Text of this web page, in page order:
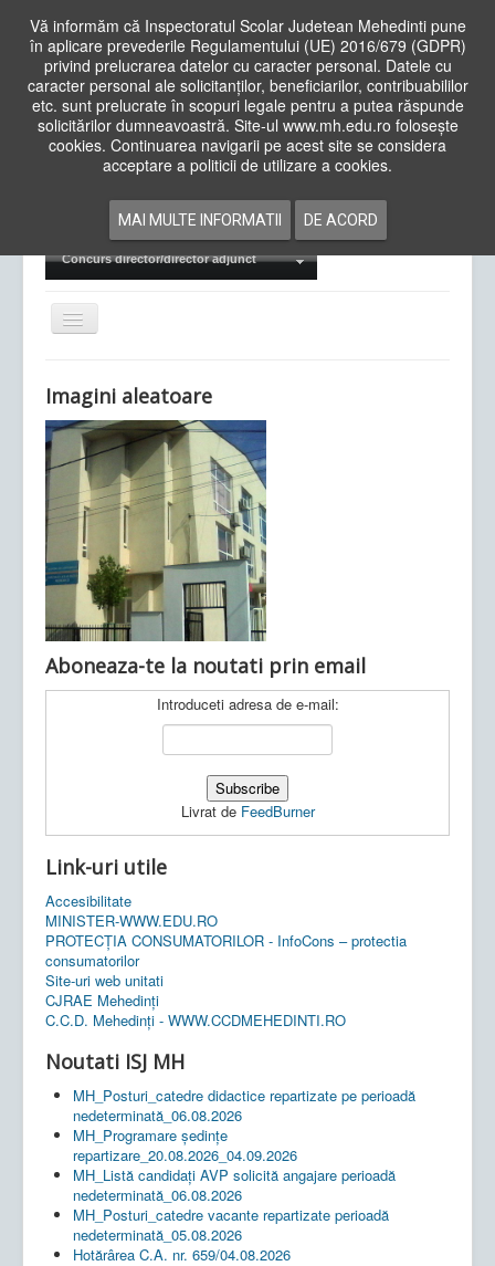
Vă informăm că Inspectoratul Scolar Judetean Mehedinti pune
în aplicare prevederile Regulamentului (UE) 2016/679 (GDPR)
privind prelucrarea datelor cu caracter personal. Datele cu
caracter personal ale solicitanților, beneficiarilor, contribuabililor
etc. sunt prelucrate în scopuri legale pentru a putea răspunde
solicitărilor dumneavoastră. Site-ul www.mh.edu.ro folosește
cookies. Continuarea navigarii pe acest site se considera
acceptare a politicii de utilizare a cookies.
MAI MULTE INFORMATII DE ACORD
Cauta
in
siteAcasa Cadre Didactice
Examene Naționale
Concurs director/director adjunct
Comută
navigarea
Ultimele articole: Vi, 04.11.2022 -
Județean Mehedinți
Imagini aleatoare
Aboneaza-te la noutati prin email
Introduceti adresa de e-mail:
Livrat de FeedBurner
Link-uri utile
Accesibilitate
MINISTER-WWW.EDU.RO
PROTECȚIA CONSUMATORILOR - InfoCons – protectia
consumatorilor
Site-uri web unitati
CJRAE Mehedinți
C.C.D. Mehedinţi - WWW.CCDMEHEDINTI.RO
Noutati ISJ MH
MH_Posturi_catedre didactice repartizate pe perioadă
nedeterminată_06.08.2026
MH_Programare ședințe
repartizare_20.08.2026_04.09.2026
MH_Listă candidați AVP solicită angajare perioadă
nedeterminată_06.08.2026
MH_Posturi_catedre vacante repartizate perioadă
nedeterminată_05.08.2026
Hotărârea C.A. nr. 659/04.08.2026